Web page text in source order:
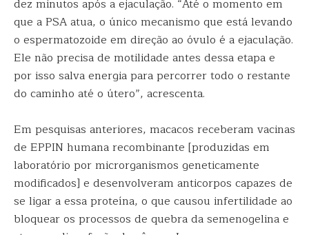
dez minutos após a ejaculação. “Até o momento em
que a PSA atua, o único mecanismo que está levando
o espermatozoide em direção ao óvulo é a ejaculação.
Ele não precisa de motilidade antes dessa etapa e
por isso salva energia para percorrer todo o restante
do caminho até o útero”, acrescenta.
Em pesquisas anteriores, macacos receberam vacinas
de EPPIN humana recombinante [produzidas em
laboratório por microrganismos geneticamente
modificados] e desenvolveram anticorpos capazes de
se ligar a essa proteína, o que causou infertilidade ao
bloquear os processos de quebra da semenogelina e